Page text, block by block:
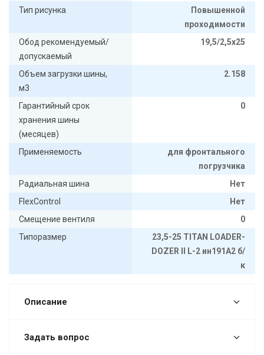
Тип рисунка
Повышенной
проходимости
Обод рекомендуемый/
допускаемый
19,5/2,5x25
Объем загрузки шины,
м3
2.158
Гарантийный срок
хранения шины
(месяцев)
0
Применяемость
для фронтального
погрузчика
Радиальная шина
Нет
FlexControl
Нет
Смещение вентиля
0
Типоразмер
23,5-25 TITAN LOADER-
DOZER II L-2 ин191A2 б/
к
Описание
Задать вопрос